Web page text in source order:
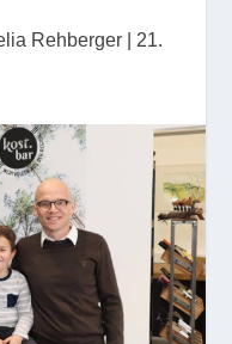
Rehberger
21.